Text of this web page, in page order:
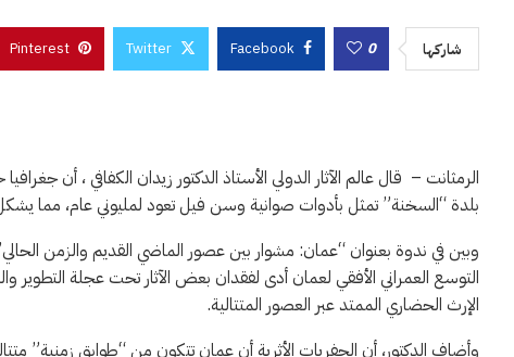
شاركها 0
Facebook
Twitter
Pinterest
الرمثانت – قال عالم الآثار الدولي الأستاذ الدكتور زيدان الكفافي ، أن
بلدة “السخنة” تمثل بأدوات صوانية وسن فيل تعود لمليوني عام، مما
وبين في ندوة بعنوان “عمان: مشوار بين عصور الماضي القديم والزمن
التوسع العمراني الأفقي لعمان أدى لفقدان بعض الآثار تحت عجلة التطوير
الإرث الحضاري الممتد عبر العصور المتتالية.
وأضاف الدكتور، أن الحفريات الأثرية أن عمان تتكون من “طوابق زمنية”